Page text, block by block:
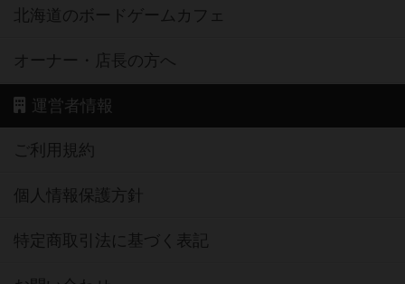
北海道のボードゲームカフェ
オーナー・店長の方へ
運営者情報
ご利用規約
個人情報保護方針
特定商取引法に基づく表記